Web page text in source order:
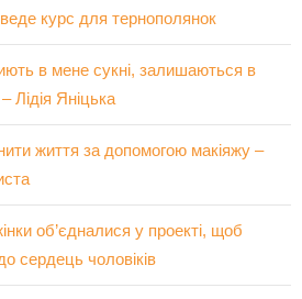
курс для тернополянок
в мене сукні, залишаються в
Лідія Яніцька
життя за допомогою макіяжу –
об’єдналися у проекті, щоб
сердець чоловіків